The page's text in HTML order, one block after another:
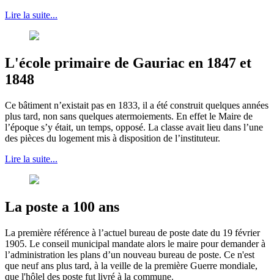
Lire la suite...
L'école primaire de Gauriac en 1847 et
1848
Ce bâtiment n’existait pas en 1833, il a été construit quelques années
plus tard, non sans quelques atermoiements. En effet le Maire de
l’époque s’y était, un temps, opposé. La classe avait lieu dans l’une
des pièces du logement mis à disposition de l’instituteur.
Lire la suite...
La poste a 100 ans
La première référence à l’actuel bureau de poste date du 19 février
1905. Le conseil municipal mandate alors le maire pour demander à
l’administration les plans d’un nouveau bureau de poste. Ce n'est
que neuf ans plus tard, à la veille de la première Guerre mondiale,
que l'hôlel des poste fut livré à la commune.